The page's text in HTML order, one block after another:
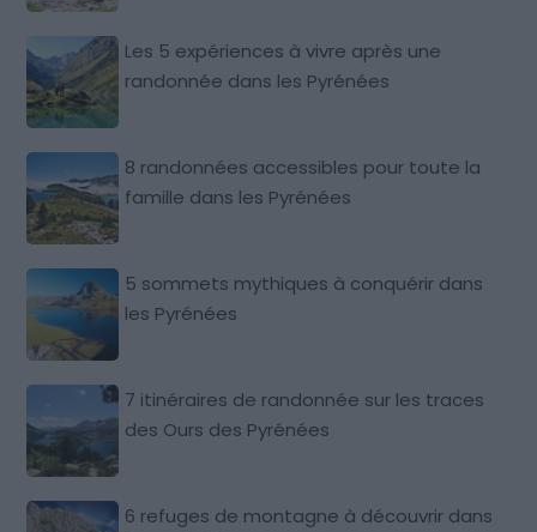
Les 5 expériences à vivre après une
randonnée dans les Pyrénées
8 randonnées accessibles pour toute la
famille dans les Pyrénées
5 sommets mythiques à conquérir dans
les Pyrénées
7 itinéraires de randonnée sur les traces
des Ours des Pyrénées
6 refuges de montagne à découvrir dans